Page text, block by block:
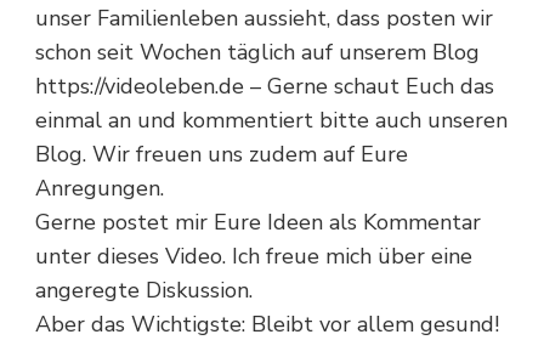
unser Familienleben aussieht, dass posten wir
schon seit Wochen täglich auf unserem Blog
https://videoleben.de – Gerne schaut Euch das
einmal an und kommentiert bitte auch unseren
Blog. Wir freuen uns zudem auf Eure
Anregungen.
Gerne postet mir Eure Ideen als Kommentar
unter dieses Video. Ich freue mich über eine
angeregte Diskussion.
Aber das Wichtigste: Bleibt vor allem gesund!